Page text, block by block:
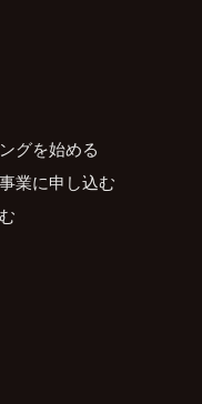
グを始める
業に申し込む